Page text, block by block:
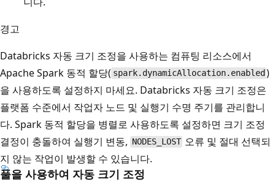
경고
Databricks 자동 크기 조정을 사용하는 컴퓨팅 리소스에서
Apache Spark 동적 할당( spark.dynamicAllocation.enabled )
을 사용하도록 설정하지 마세요. Databricks 자동 크기 조정은
플랫폼 수준에서 작업자 노드 및 실행기 수명 주기를 관리합니
다. Spark 동적 할당을 병렬로 사용하도록 설정하면 크기 조정
결정이 충돌하여 실행기 변동, NODES_LOST 오류 및 절대 선택되
지 않는 작업이 발생할 수 있습니다.
풀을 사용하여 자동 크기 조정